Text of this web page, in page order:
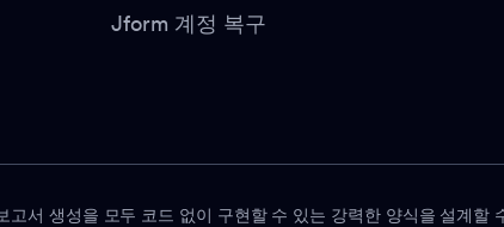
Jform 계정 복구
서 생성을 모두 코드 없이 구현할 수 있는 강력한 양식을 설계할